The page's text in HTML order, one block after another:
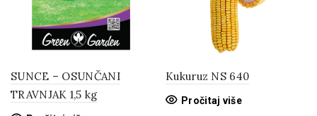
SUNCE – OSUNČANI
TRAVNJAK 1,5 kg
Kukuruz NS 640
Pročitaj više